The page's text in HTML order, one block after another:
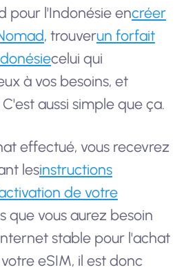
pour l'Indonésie encréer
, trouverun forfait
celui qui
à vos besoins, et
aussi simple que ça.
effectué, vous recevrez
lesinstructions
de votre
que vous aurez besoin
stable pour l'achat
eSIM, il est donc